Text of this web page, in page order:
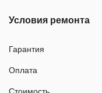
Условия ремонта
Гарантия
Оплата
Стоимость